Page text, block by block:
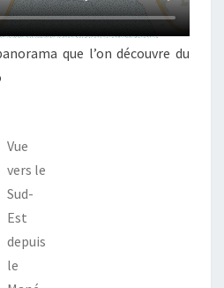
que l’on découvre du
Vue
vers le
Sud-
Est
depuis
le